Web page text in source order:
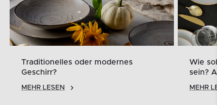
Traditionelles oder modernes
Geschirr?
MEHR LESEN
Wie
sein?
MEHR